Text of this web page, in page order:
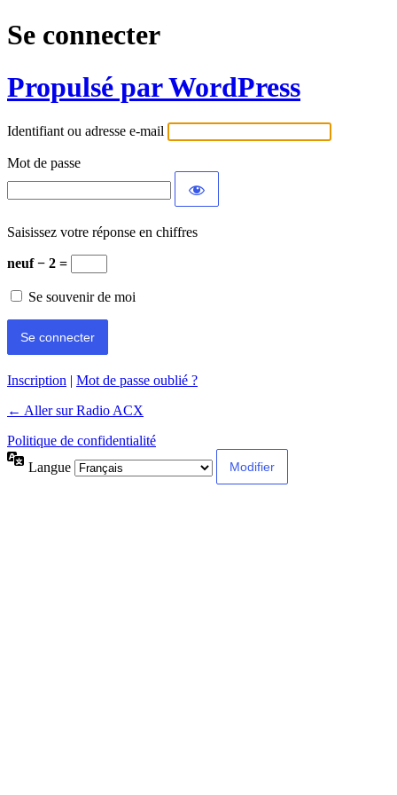
Se connecter
Propulsé par WordPress
Identifiant ou adresse e-mail
Mot de passe
Saisissez votre réponse en chiffres
neuf − 2 =
Se souvenir de moi
Inscription | Mot de passe oublié ?
← Aller sur Radio ACX
Politique de confidentialité
Langue